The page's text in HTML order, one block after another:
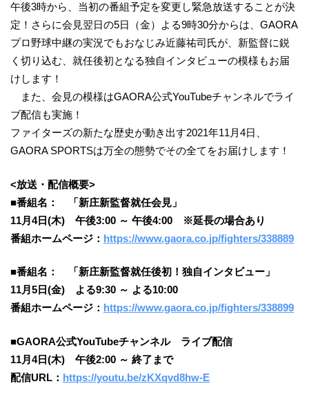
午後3時から、当初の番組予定を変更し緊急放送することが決
定！さらに会見翌日の5日（金）よる9時30分からは、GAORA
プロ野球中継の実況でもおなじみ近藤祐司氏が、新監督に鋭
く切り込む、就任後初となる独自インタビューの模様もお届
けします！
また、会見の模様はGAORA公式YouTubeチャンネルでライ
ブ配信も実施！
ファイターズの新たな歴史が動き出す2021年11月4日、
GAORA SPORTSは万全の態勢でその全てをお届けします！
<放送・配信概要>
■番組名： 「新庄新監督就任会見」
11月4日(木) 午後3:00 ～ 午後4:00 ※延長の場合あり
番組ホームページ： https://www.gaora.co.jp/fighters/338889
■番組名： 「新庄新監督就任後初！独自インタビュー」
11月5日(金) よる9:30 ～ よる10:00
番組ホームページ： https://www.gaora.co.jp/fighters/338899
■GAORA公式YouTubeチャンネル ライブ配信
11月4日(木) 午後2:00 ～ 終了まで
配信URL： https://youtu.be/zKXqvd8hw-E